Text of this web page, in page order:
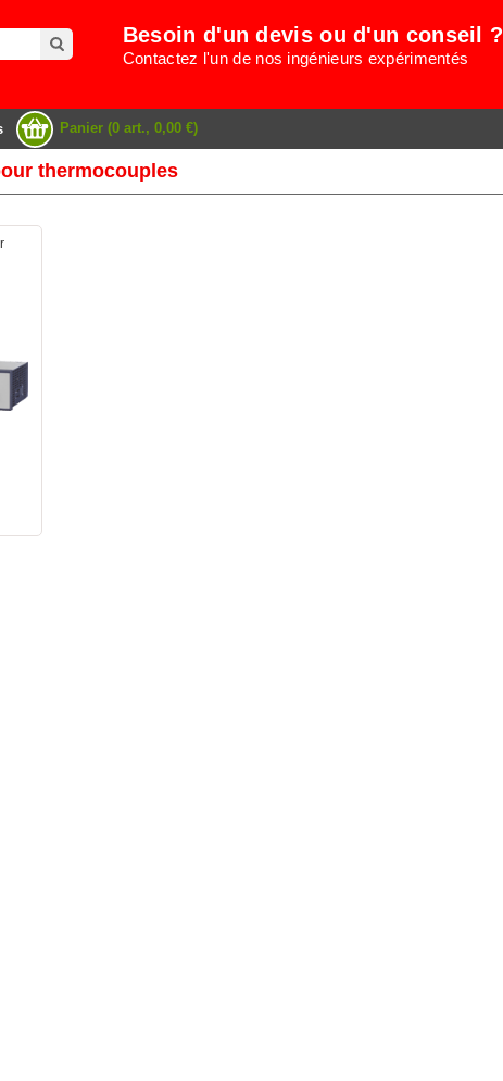
Besoin d'un devis ou d'un conseil ?
Contactez l'un de nos ingénieurs expérimentés
Panier (0 art., 0,00 €)
thermocouples